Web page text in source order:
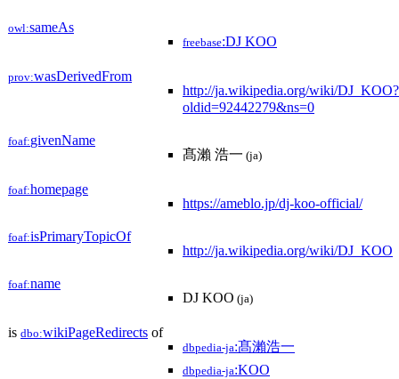
owl:sameAs
freebase:DJ KOO
prov:wasDerivedFrom
http://ja.wikipedia.org/wiki/DJ_KOO?
oldid=92442279&ns=0
foaf:givenName
髙瀨 浩一 (ja)
foaf:homepage
https://ameblo.jp/dj-koo-official/
foaf:isPrimaryTopicOf
http://ja.wikipedia.org/wiki/DJ_KOO
foaf:name
DJ KOO (ja)
is dbo:wikiPageRedirects of
dbpedia-ja:髙瀨浩一
dbpedia-ja:KOO